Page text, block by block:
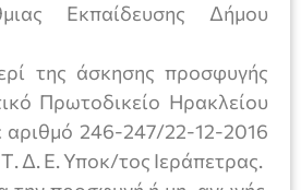
Εκπαίδευσης Δήμου
της άσκησης προσφυγής
Πρωτοδικείο Ηρακλείου
αριθμό 246-247/22-12-2016
Δ. Ε. Υποκ/τος Ιεράπετρας.